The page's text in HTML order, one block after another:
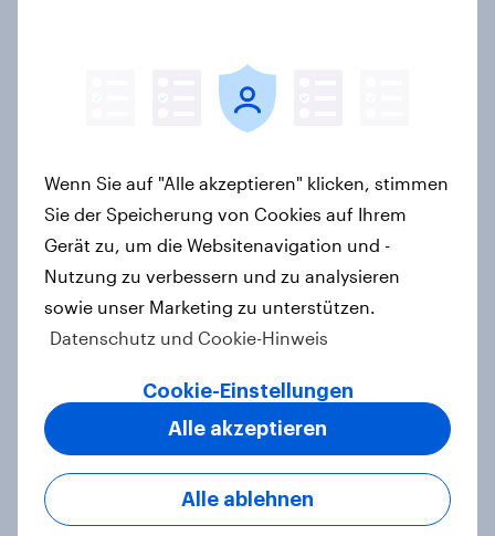
des Iran-Kriegs
Frauen und Männer sind sich einig,
dass die Geschlechter
gleichgestellt sein sollten, aber
nicht, ob sie schon gleichgestellt
sind
2026: Wirtschaft, Zuwanderung,
Wohnen sind die wichtigsten
Wenn Sie auf "Alle akzeptieren" klicken, stimmen
Sie der Speicherung von Cookies auf Ihrem
Gerät zu, um die Websitenavigation und -
Nutzung zu verbessern und zu analysieren
sowie unser Marketing zu unterstützen.
Datenschutz und Cookie-Hinweis
Cookie-Einstellungen
Alle ablehnen
Alle akzeptieren